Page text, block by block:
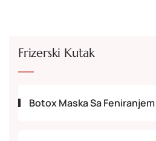
Frizerski Kutak
Botox Maska Sa Feniranjem